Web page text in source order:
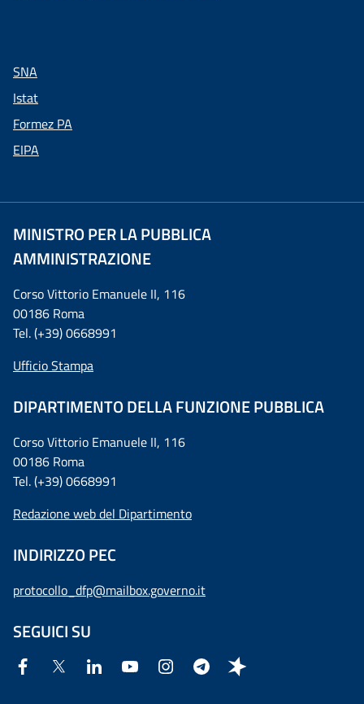
SNA
Istat
Formez PA
EIPA
MINISTRO PER LA PUBBLICA
AMMINISTRAZIONE
Corso Vittorio Emanuele II, 116
00186 Roma
Tel. (+39) 0668991
Ufficio Stampa
DIPARTIMENTO DELLA FUNZIONE PUBBLICA
Corso Vittorio Emanuele II, 116
00186 Roma
Tel. (+39) 0668991
Redazione web del Dipartimento
INDIRIZZO PEC
protocollo_dfp@mailbox.governo.it
SEGUICI SU